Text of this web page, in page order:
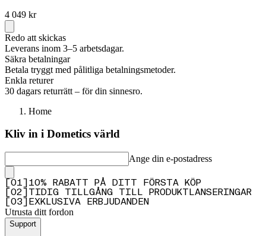
4 049 kr
Redo att skickas
Leverans inom 3–5 arbetsdagar.
Säkra betalningar
Betala tryggt med pålitliga betalningsmetoder.
Enkla returer
30 dagars returrätt – för din sinnesro.
Home
Kliv in i Dometics värld
Ange din e-postadress
01
10% RABATT PÅ DITT FÖRSTA KÖP
02
TIDIG TILLGÅNG TILL PRODUKTLANSERINGAR
03 EXKLUSIVA ERBJUDANDEN
Utrusta ditt fordon
Support